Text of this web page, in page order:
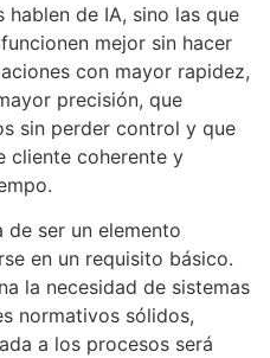
hablen de IA, sino las que
mejor sin hacer
con mayor rapidez,
precisión, que
sin perder control y que
cliente coherente y
de ser un elemento
en un requisito básico.
la necesidad de sistemas
normativos sólidos,
a los procesos será